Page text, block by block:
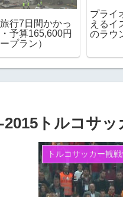
／どうにかなる
コ旅行
トルコ
会社7
一番安
2015トルコサッ
トルコサッカー観